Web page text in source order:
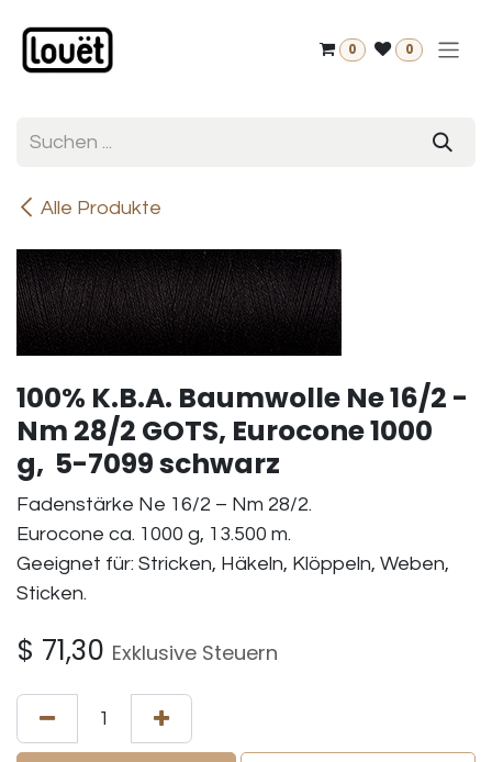
0 0
Alle Produkte
100% K.B.A. Baumwolle Ne 16/2 -
Nm 28/2 GOTS, Eurocone 1000
g, 5-7099 schwarz
Fadenstärke Ne 16/2 – Nm 28/2.
Eurocone ca. 1000 g, 13.500 m.
Geeignet für: Stricken, Häkeln, Klöppeln, Weben,
Sticken.
$ 71,30 Exklusive Steuern